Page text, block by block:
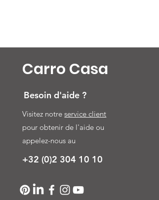
Carro Casa
Besoin d'aide ?
Visitez notreservice client
pour obtenir de l'aide ou
appelez-nous au
+32 (0)2 304 10 10